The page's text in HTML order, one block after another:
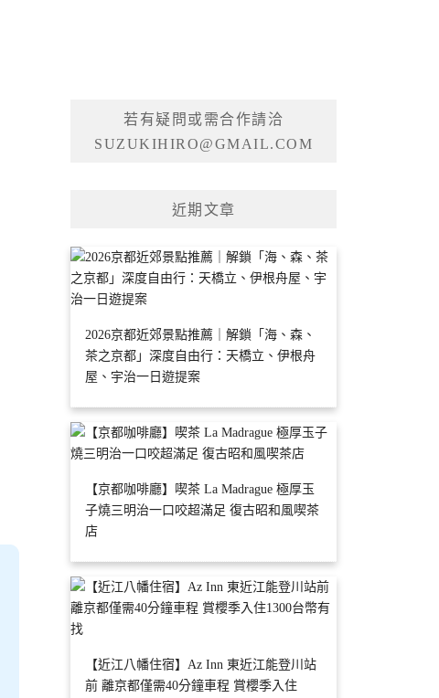
若有疑問或需合作請洽
SUZUKIHIRO@GMAIL.COM
近期文章
2026京都近郊景點推薦｜解鎖「海、森、
茶之京都」深度自由行：天橋立、伊根舟
屋、宇治一日遊提案
【京都咖啡廳】喫茶 La Madrague 極厚玉
子燒三明治一口咬超滿足 復古昭和風喫茶
店
【近江八幡住宿】Az Inn 東近江能登川站
前 離京都僅需40分鐘車程 賞櫻季入住